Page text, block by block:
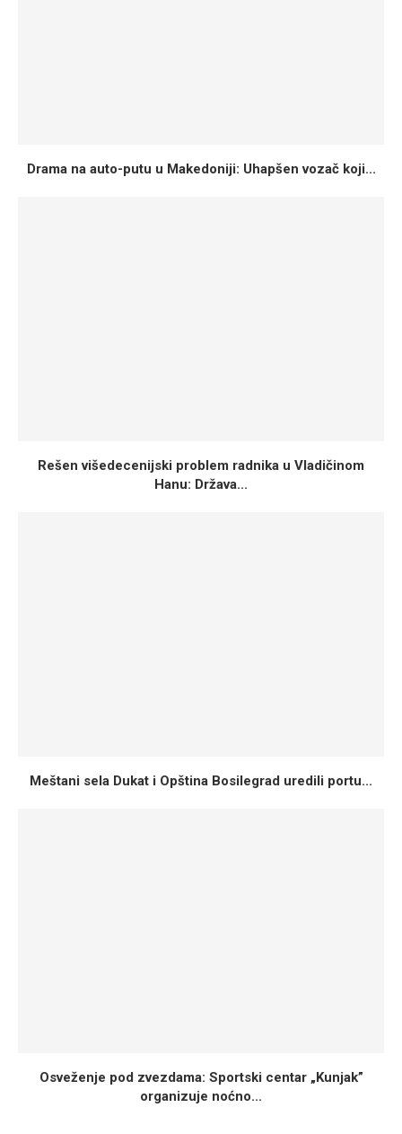
Drama na auto-putu u Makedoniji: Uhapšen vozač koji...
Rešen višedecenijski problem radnika u Vladičinom
Hanu: Država...
Meštani sela Dukat i Opština Bosilegrad uredili portu...
Osveženje pod zvezdama: Sportski centar „Kunjak”
organizuje noćno...